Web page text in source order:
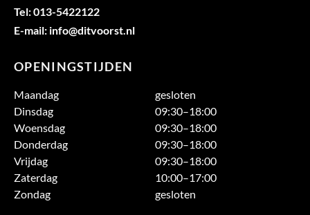
Tel: 013-5422122
E-mail: info@ditvoorst.nl
OPENINGSTIJDEN
Maandag
gesloten
Dinsdag
09:30–18:00
Woensdag
09:30–18:00
Donderdag
09:30–18:00
Vrijdag
09:30–18:00
Zaterdag
10:00–17:00
Zondag
gesloten